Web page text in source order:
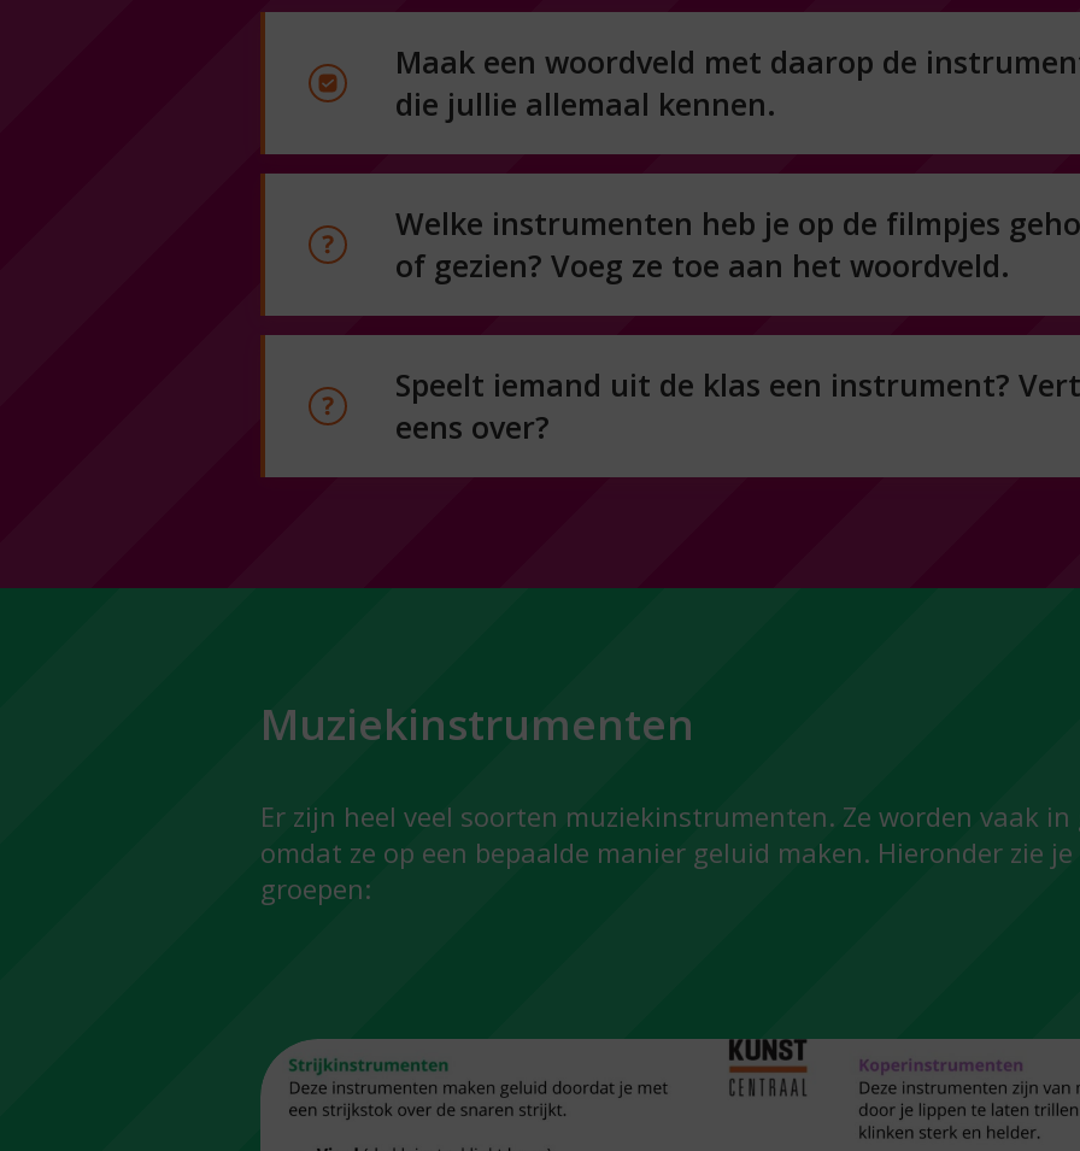
Maak een woordveld met daarop de
die jullie allemaal kennen.
Welke instrumenten heb je op de filmpjes
of gezien? Voeg ze toe aan het woordveld.
Speelt iemand uit de klas een instrument?
eens over?
Muziekinstrumenten
Er zijn heel veel soorten muziekinstrumenten. Ze worden vaak in
omdat ze op een bepaalde manier geluid maken. Hieronder zie je
groepen: